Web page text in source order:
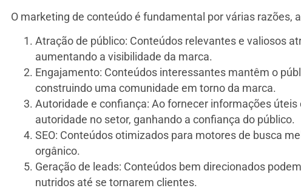
O marketing de conteúdo é fundamental por várias razões,
Atração de público: Conteúdos relevantes e valiosos
aumentando a visibilidade da marca.
Engajamento: Conteúdos interessantes mantêm o
construindo uma comunidade em torno da marca.
Autoridade e confiança: Ao fornecer informações
autoridade no setor, ganhando a confiança do público.
SEO: Conteúdos otimizados para motores de busca
orgânico.
Geração de leads: Conteúdos bem direcionados
nutridos até se tornarem clientes.